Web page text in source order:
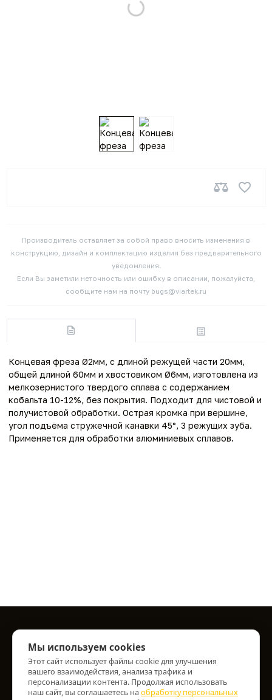
Производитель оставляет за собой право вносить изменения в
конструкцию, дизайн и комплектацию изделия без предварительного
уведомления.
Если Вы заметили неточность или ошибку в описании, пожалуйста,
сообщите нам на почту bugs@viartek.ru
Концевая фреза Ø2мм, с длиной режущей части 20мм,
общей длиной 60мм и хвостовиком Ø6мм, изготовлена из
мелкозернистого твердого сплава с содержанием
кобальта 10-12%, без покрытия. Подходит для чистовой и
получистовой обработки. Острая кромка при вершине,
угол подъёма стружечной канавки 45°, 3 режущих зуба.
Применяется для обработки алюминиевых сплавов.
О нас
Информация о доставке
Персональные данные
Мы используем cookies
Этот сайт использует файлы cookie для улучшения
вашего взаимодействия, анализа трафика и
персонализации контента. Продолжая использовать
наш сайт, вы соглашаетесь на обработку персональных